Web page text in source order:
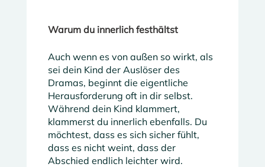
Warum du innerlich festhältst
Auch wenn es von außen so wirkt, als
sei dein Kind der Auslöser des
Dramas, beginnt die eigentliche
Herausforderung oft in dir selbst.
Während dein Kind klammert,
klammerst du innerlich ebenfalls. Du
möchtest, dass es sich sicher fühlt,
dass es nicht weint, dass der
Abschied endlich leichter wird.